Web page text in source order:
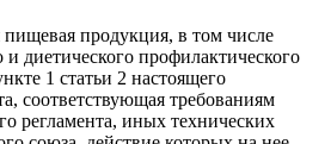
продукция, в том числе
и диетического профилактического
1 статьи 2 настоящего
соответствующая требованиям
регламента, иных технических